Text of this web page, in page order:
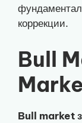
коррекции.
Bull
Bull market